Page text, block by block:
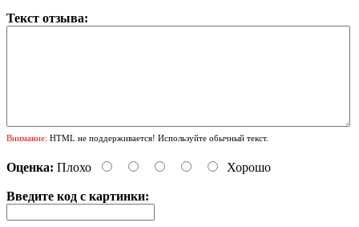
Текст отзыва:
Внимание: HTML не поддерживается! Используйте обычный текст.
Оценка: Плохо Хорошо
Введите код с картинки: